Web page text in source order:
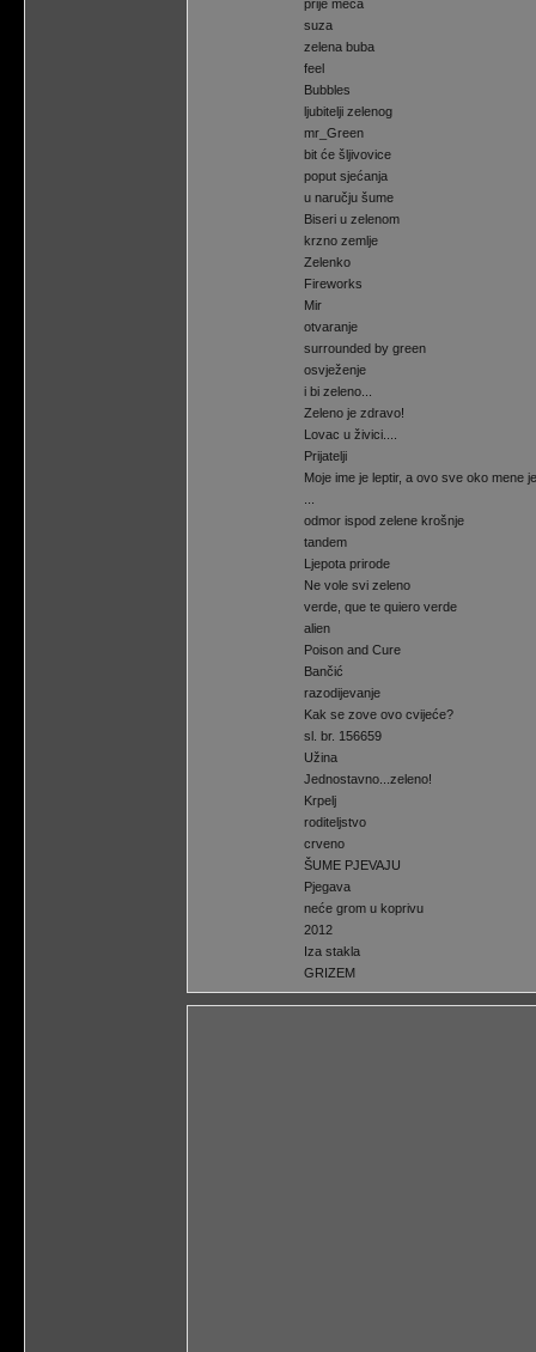
prije meča
suza
zelena buba
feel
Bubbles
ljubitelji zelenog
mr_Green
bit će šljivovice
poput sjećanja
u naručju šume
Biseri u zelenom
krzno zemlje
Zelenko
Fireworks
Mir
otvaranje
surrounded by green
osvježenje
i bi zeleno...
Zeleno je zdravo!
Lovac u živici....
Prijatelji
Moje ime je leptir, a ovo sve oko mene
odmor ispod zelene krošnje
tandem
Ljepota prirode
Ne vole svi zeleno
verde, que te quiero verde
alien
Poison and Cure
Bančić
razodijevanje
Kak se zove ovo cvijeće?
sl. br. 156659
Užina
Jednostavno...zeleno!
Krpelj
roditeljstvo
crveno
ŠUME PJEVAJU
Pjegava
neće grom u koprivu
2012
Iza stakla
GRIZEM